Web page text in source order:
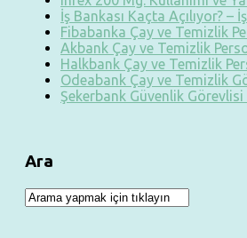
İş Bankası Kaçta Açılıyor? –
Fibabanka Çay ve Temizlik
Akbank Çay ve Temizlik
Halkbank Çay ve Temizlik
Odeabank Çay ve Temizlik
Şekerbank Güvenlik
Ara